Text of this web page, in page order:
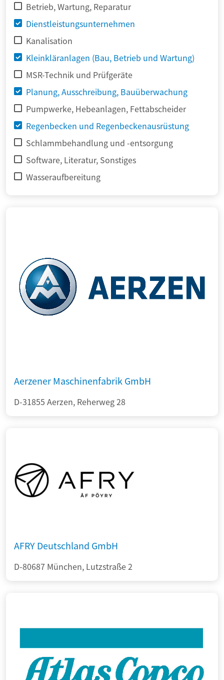
Betrieb, Wartung, Reparatur
Dienstleistungsunternehmen
Kanalisation
Kleinkläranlagen (Bau, Betrieb und Wartung)
MSR-Technik und Prüfgeräte
Planung, Ausschreibung, Bauüberwachung
Pumpwerke, Hebeanlagen, Fettabscheider
Regenbecken und Regenbeckenausrüstung
Schlammbehandlung und -entsorgung
Software, Literatur, Sonstiges
Wasseraufbereitung
Aerzener Maschinenfabrik GmbH
D-31855 Aerzen, Reherweg 28
AFRY Deutschland GmbH
D-80687 München, Lutzstraße 2